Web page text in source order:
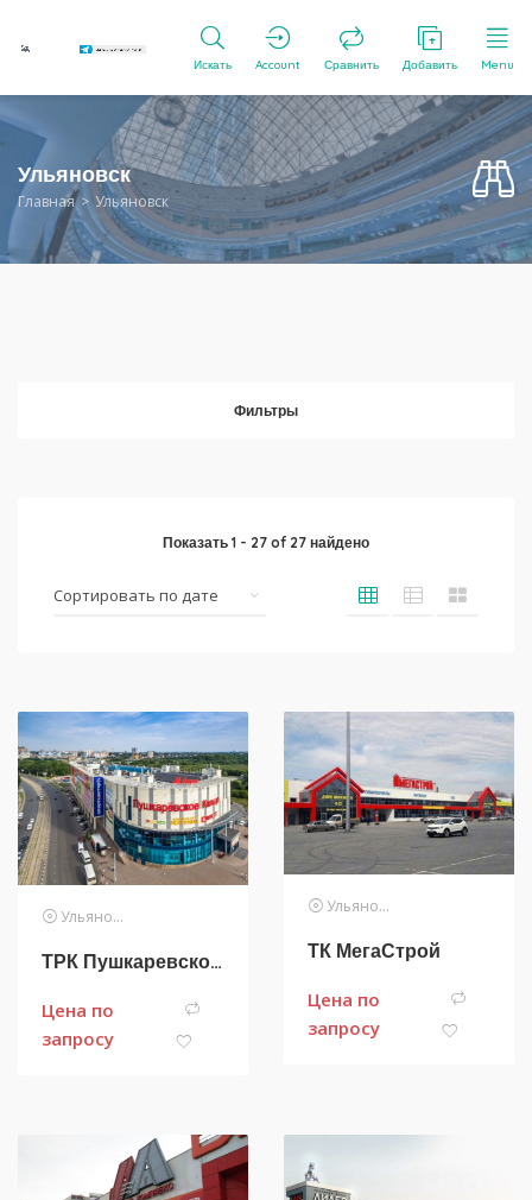
Искать Account Сравнить Добавить Menu
Ульяновск
Главная Ульяновск
Фильтры
Показать 1 - 27 of 27 найдено
Ульяновск
ТРК Пушкаревское Кольцо
Цена по
запросу
Ульяновск
ТК МегаСтрой
Цена по
запросу